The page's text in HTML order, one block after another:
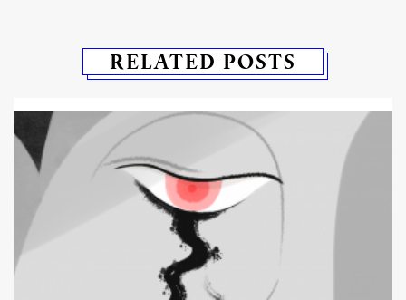
RELATED POSTS